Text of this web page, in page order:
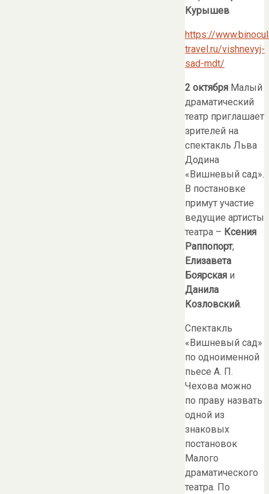
Курышев
https://
travel.ru/vishnevyj-
sad-mdt/
2 октября Малый
драматический
театр приглашает
зрителей на
спектакль Льва
Додина
«Вишневый сад».
В постановке
примут участие
ведущие артисты
театра – Ксения
Раппопорт,
Елизавета
Боярская и
Данила
Козловский.
Спектакль
«Вишневый сад»
по одноименной
пьесе А. П.
Чехова можно
по праву назвать
одной из
знаковых
постановок
Малого
драматического
театра. По